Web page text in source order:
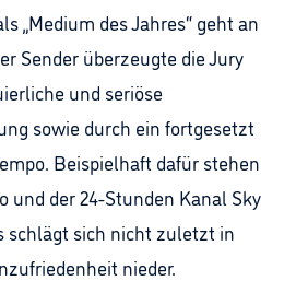
„Medium des Jahres“ geht an
Sender überzeugte die Jury
und seriöse
sowie durch ein fortgesetzt
Beispielhaft dafür stehen
und der 24-Stunden Kanal Sky
schlägt sich nicht zuletzt in
nieder.